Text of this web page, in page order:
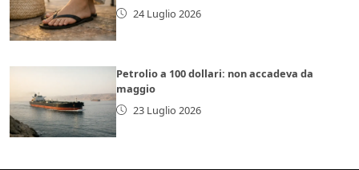
24 Luglio 2026
Petrolio a 100 dollari: non accadeva da
maggio
23 Luglio 2026